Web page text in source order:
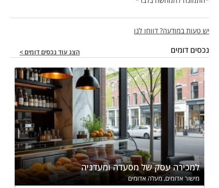
יש טעות במודעה? דווחו לנו
נכסים דומים הצג עוד נכסים דומים >
למכירה עסק של מסעדה ומעדניה
מישור אדומים, מעלה אדומים